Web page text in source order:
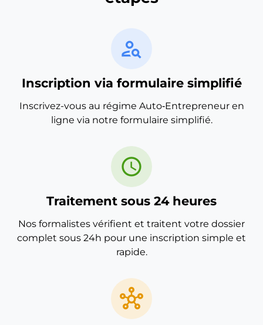
person_search
Inscription via formulaire simplifié
Inscrivez-vous au régime Auto‑Entrepreneur en
ligne via notre formulaire simplifié.
schedule
Traitement sous 24 heures
Nos formalistes vérifient et traitent votre dossier
complet sous 24h pour une inscription simple et
rapide.
hub